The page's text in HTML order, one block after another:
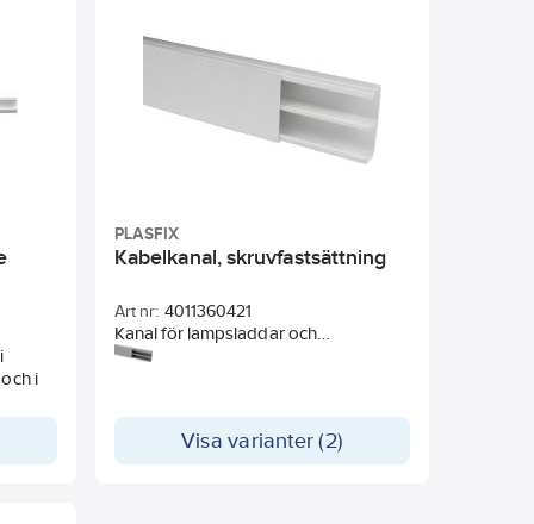
i
PLASFIX
Kabelkanal, skruvfastsättning
Art nr: 4011360421
Kanal för lampsladdar och
skarvsladdar. Håller sladdarna i
Visa varianter (2)